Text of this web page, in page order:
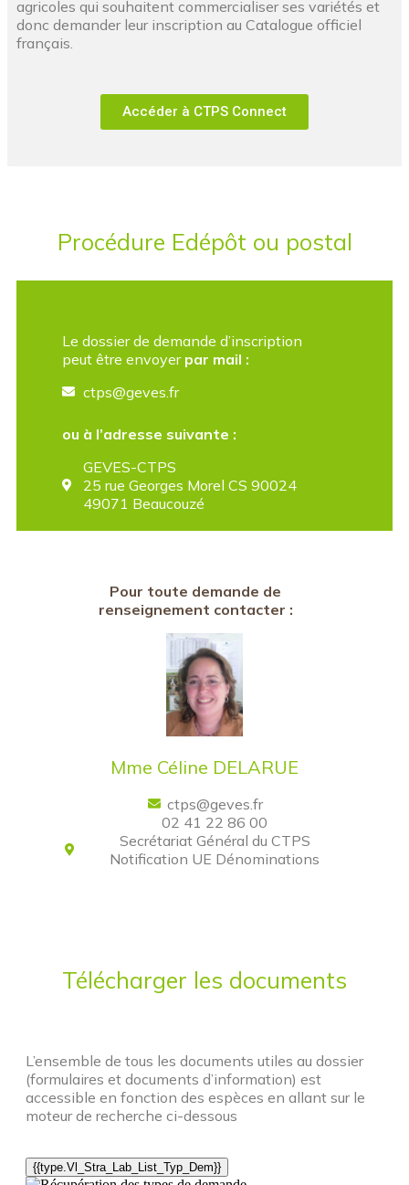
agricoles qui souhaitent commercialiser ses variétés et
donc demander leur inscription au Catalogue officiel
français.
Accéder à CTPS Connect
Procédure Edépôt ou postal​
Le dossier de demande d’inscription
peut être envoyer par mail :
ctps@geves.fr
ou à l’adresse suivante :
GEVES-CTPS
25 rue Georges Morel CS 90024
49071 Beaucouzé
Pour toute demande de
renseignement contacter :
Mme Céline DELARUE
ctps@geves.fr
02 41 22 86 00
Secrétariat Général du CTPS
Notification UE Dénominations
Télécharger les documents
L’ensemble de tous les documents utiles au dossier
(formulaires et documents d’information) est
accessible en fonction des espèces en allant sur le
moteur de recherche ci-dessous
{{type.Vl_Stra_Lab_List_Typ_Dem}}